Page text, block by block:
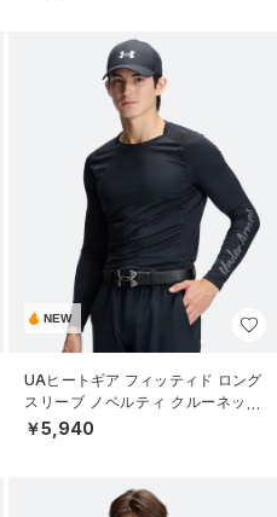
NEW
UAヒートギア フィッティド ロング
スリーブ ノベルティ クルーネック
シャツ（ゴルフ/MEN）
￥5,940